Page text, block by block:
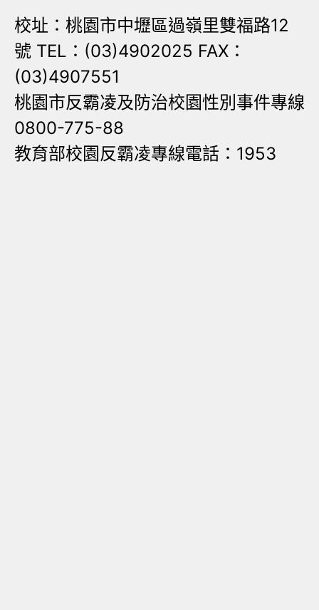
校址：桃園市中壢區過嶺里雙福路12
號 TEL：(03)4902025 FAX：
(03)4907551
桃園市反霸凌及防治校園性別事件專線
0800-775-88
教育部校園反霸凌專線電話：1953